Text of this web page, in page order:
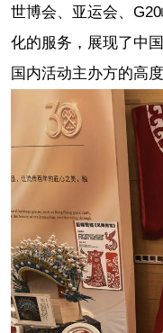
世博会、亚运会、
化的服务，展现了中
国内活动主办方的高度